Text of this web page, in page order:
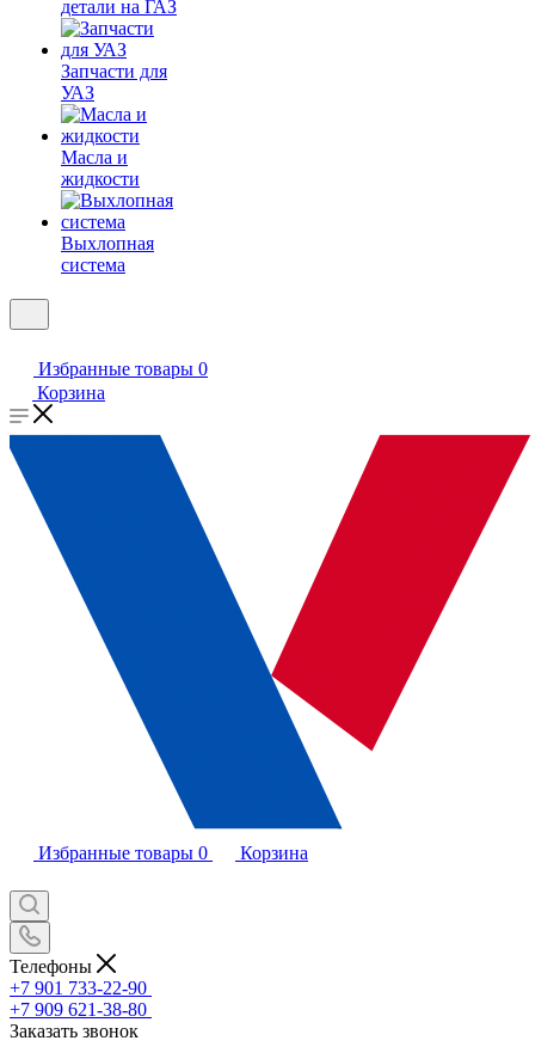
детали на ГАЗ
Запчасти для
УАЗ
Масла и
жидкости
Выхлопная
система
Избранные товары 0
Корзина
Избранные товары 0 Корзина
Телефоны
+7 901 733-22-90
+7 909 621-38-80
Заказать звонок